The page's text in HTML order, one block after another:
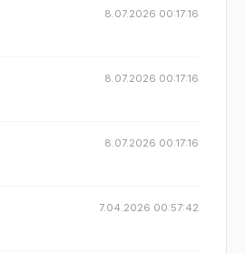
8.07.2026 00:17:16
8.07.2026 00:17:16
8.07.2026 00:17:16
7.04.2026 00:57:42